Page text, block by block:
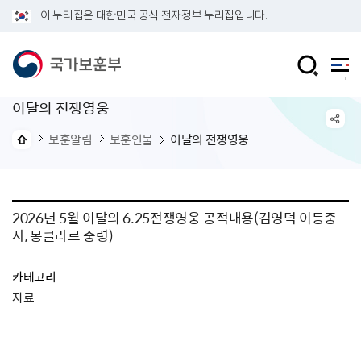
이 누리집은 대한민국 공식 전자정부 누리집입니다.
이달의 전쟁영웅
보훈알림 보훈인물 이달의 전쟁영웅
2026년 5월 이달의 6.25전쟁영웅 공적내용(김영덕 이등중
사, 몽클라르 중령)
카테고리
자료